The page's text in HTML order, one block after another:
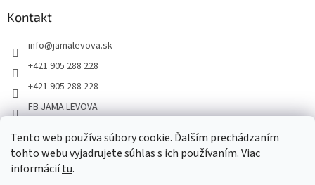
Tento web používa súbory cookie. Ďalším prechádzaním
tohto webu vyjadrujete súhlas s ich používaním. Viac
informáciítu.
Kontakt
info@jamalevova.sk
+421 905 288 228
+421 905 288 228
FB JAMA LEVOVA
JamaLevova
+421905288228